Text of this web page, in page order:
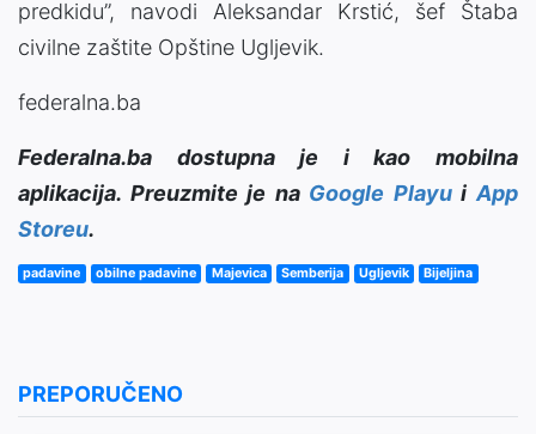
predkidu”, navodi Aleksandar Krstić, šef Štaba
civilne zaštite Opštine Ugljevik.
federalna.ba
Federalna.ba dostupna je i kao mobilna
aplikacija. Preuzmite je na Google PlayuiApp
Storeu.
padavine obilne padavine Majevica Semberija Ugljevik Bijeljina
PREPORUČENO